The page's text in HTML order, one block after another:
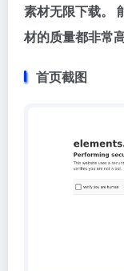
素材无限下载。
材的质量都非常高
首页截图